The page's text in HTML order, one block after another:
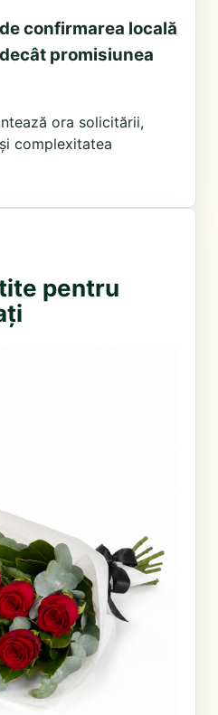
confirmarea locală
promisiunea
ora solicitării,
complexitatea
pentru